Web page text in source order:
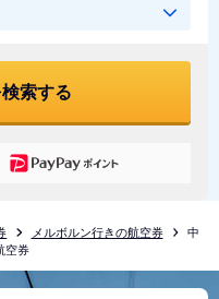
索する
メルボルン行きの航空券
中
空券